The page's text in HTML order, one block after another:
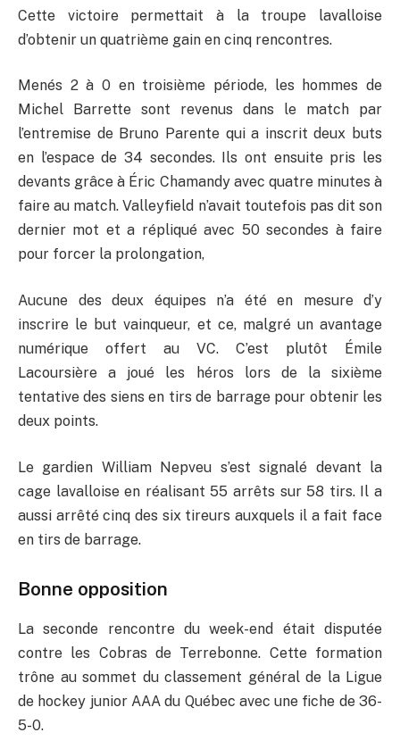
Cette victoire permettait à la troupe lavalloise
d’obtenir un quatrième gain en cinq rencontres.
Menés 2 à 0 en troisième période, les hommes de
Michel Barrette sont revenus dans le match par
l’entremise de Bruno Parente qui a inscrit deux buts
en l’espace de 34 secondes. Ils ont ensuite pris les
devants grâce à Éric Chamandy avec quatre minutes à
faire au match. Valleyfield n’avait toutefois pas dit son
dernier mot et a répliqué avec 50 secondes à faire
pour forcer la prolongation,
Aucune des deux équipes n’a été en mesure d’y
inscrire le but vainqueur, et ce, malgré un avantage
numérique offert au VC. C’est plutôt Émile
Lacoursière a joué les héros lors de la sixième
tentative des siens en tirs de barrage pour obtenir les
deux points.
Le gardien William Nepveu s’est signalé devant la
cage lavalloise en réalisant 55 arrêts sur 58 tirs. Il a
aussi arrêté cinq des six tireurs auxquels il a fait face
en tirs de barrage.
Bonne opposition
La seconde rencontre du week-end était disputée
contre les Cobras de Terrebonne. Cette formation
trône au sommet du classement général de la Ligue
de hockey junior AAA du Québec avec une fiche de 36-
5-0.